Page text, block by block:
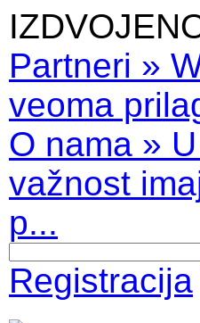
Partneri »
veoma
O nama »
važnost
p...
Registracija